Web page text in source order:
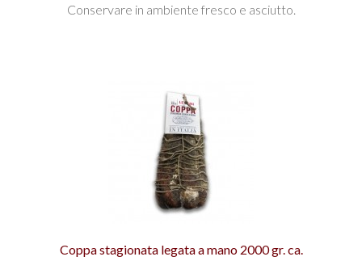
Conservare in ambiente fresco e asciutto.
Coppa stagionata legata a mano 2000 gr. ca.